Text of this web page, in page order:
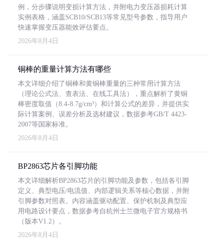
例，分步骤说明变损计算方法，并附电力变压器损耗计算
实例表格，涵盖SCB10/SCB13等常见型号参数，指导用户
快速掌握变压器能效评估要点。
2026年8月4日
铜棒的重量计算方法有哪些
本文详细介绍了铜棒和黄铜棒重量的三种常用计算方法
（理论公式法、查表法、在线工具法），重点解析了黄铜
棒密度取值（8.4-8.7g/cm³）和计算公式的差异，并提供实
际计算案例、误差分析及选材建议，数据参考GB/T 4423-
2007等国家标准。
2026年8月4日
BP2863芯片各引脚功能
本文详细解析BP2863芯片的引脚功能及参数，包括各引脚
定义、典型电压/电流值、内部逻辑关系等核心数据，并附
引脚参数对照表。内容涵盖驱动配置、保护机制及典型应
用电路设计要点，数据参考自杭州士兰微电子官方规格书
（版本V1.2）。
2026年8月4日